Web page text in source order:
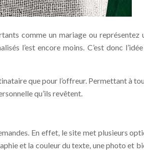
comme un mariage ou représentez
l’est encore moins. C’est donc
que pour l’offreur. Permettant à
qu’ils revêtent.
En effet, le site met plusieurs
et la couleur du texte, une photo et